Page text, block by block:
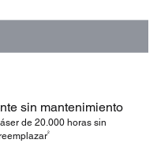
sin mantenimiento
de 20.000 horas sin
2